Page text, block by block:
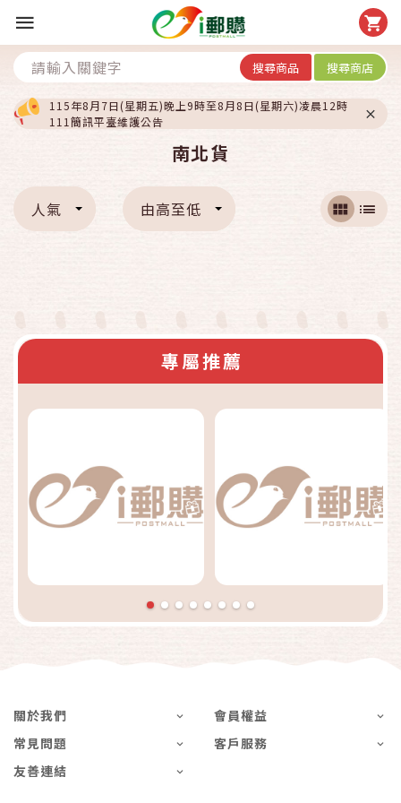
搜尋商品 搜尋商店
115年8月7日(星期五)晚上9時至8月8日(星期六)凌晨12時
111簡訊平臺維護公告
南北貨
人氣 由高至低
專屬推薦
關於我們
會員權益
常見問題
客戶服務
友善連結